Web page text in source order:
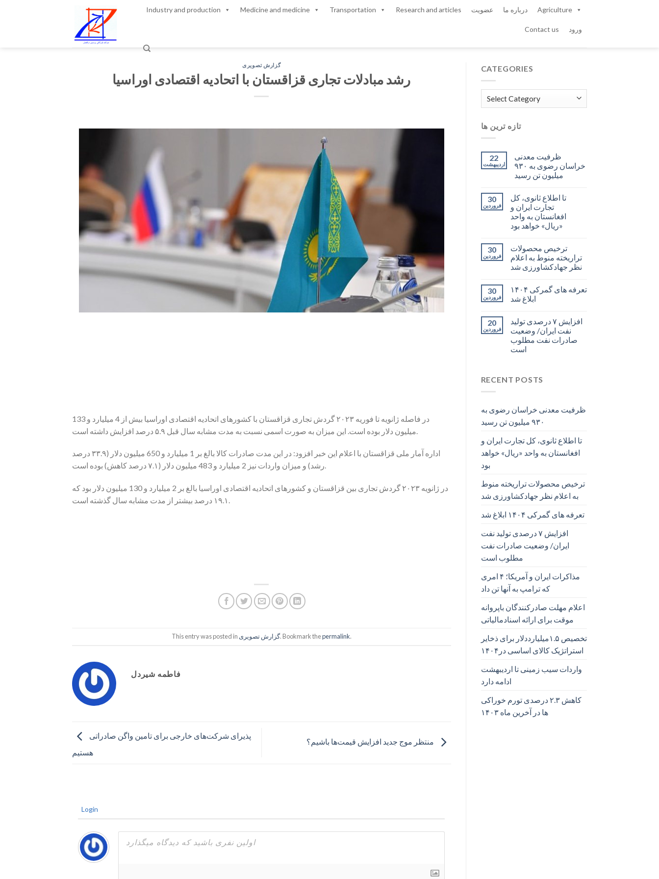
Agriculture
Industry and production Medicine and medicine Transportation Research and articles عضویت درباره ما
Contact us ورود
گزارش تصویری
رشد مبادلات تجاری قزاقستان با اتحادیه اقتصادی اوراسیا
در فاصله ژانویه تا فوریه ۲۰۲۳ گردش تجاری قزاقستان با کشورهای اتحادیه اقتصادی اوراسیا بیش از 4 میلیارد و 133
اداره آمار ملی قزاقستان با اعلام این خبر افزود: در این مدت صادرات کالا بالغ بر 1 میلیارد و 650 میلیون دلار (۳۳.۹ درصد
رشد) و میزان واردات نیز 2 میلیارد و 483 میلیون دلار (۷.۱ درصد کاهش) بوده است.
در ژانویه ۲۰۲۳ گردش تجاری بین قزاقستان و کشورهای اتحادیه اقتصادی اوراسیا بالغ بر 2 میلیارد و 130 میلیون دلار بود که
۱۹.۱ درصد بیشتر از مدت مشابه سال گذشته است.
This entry was posted in گزارش تصویری. Bookmark thepermalink.
فاطمه شیردل
هستیم
Login
CATEGORIES
Categories
تازه ترین ها
22
اردیبهشت
ظرفیت معدنی
خراسان رضوی به ۹۳۰
میلیون تن رسید
30
فروردین
تا اطلاع ثانوی، کل
تجارت ایران و
افغانستان به واحد
«ریال» خواهد بود
30
فروردین
ترخیص محصولات
تراریخته منوط به اعلام
نظر جهادکشاورزی شد
30
فروردین
تعرفه های گمرکی ۱۴۰۴
ابلاغ شد
20
فروردین
افزایش ۷ درصدی تولید
نفت ایران/ وضعیت
صادرات نفت مطلوب
است
RECENT POSTS
ظرفیت معدنی خراسان رضوی به
۹۳۰ میلیون تن رسید
تا اطلاع ثانوی، کل تجارت ایران و
افغانستان به واحد «ریال» خواهد
بود
ترخیص محصولات تراریخته منوط
به اعلام نظر جهادکشاورزی شد
تعرفه های گمرکی ۱۴۰۴ ابلاغ شد
افزایش ۷ درصدی تولید نفت
ایران/ وضعیت صادرات نفت
مطلوب است
مذاکرات ایران و آمریکا؛ ۴ امری
که ترامپ به آنها تن داد
اعلام مهلت صادرکنندگان باپروانه
موقت برای ارائه اسنادمالیاتی
تخصیص ۱.۵میلیارددلار برای ذخایر
استراتژیک کالای اساسی در۱۴۰۴
واردات سیب زمینی تا اردیبهشت
ادامه دارد
کاهش ۲.۳ درصدی تورم خوراکی
ها در آخرین ماه ۱۴۰۳